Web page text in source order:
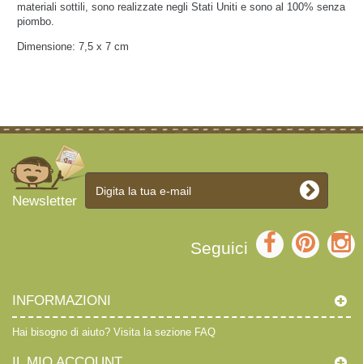
materiali sottili, sono realizzate negli Stati Uniti e sono al 100% senza
piombo.
Dimensione: 7,5 x 7 cm
Newsletter
Seguici
INFORMAZIONI
Hai bisogno di aiuto? Visita la sezione FAQ